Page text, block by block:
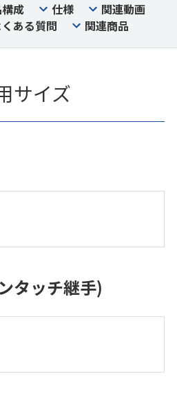
成 仕様
関連動画
くある質問 関連商品
サイズ
タッチ継手)